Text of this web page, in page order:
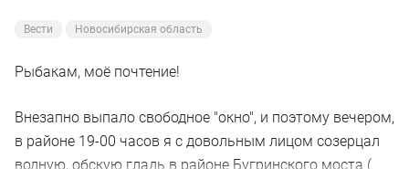
Вести Новосибирская область
Рыбакам, моё почтение!
Внезапно выпало свободное "окно", и поэтому вечером,
в районе 19-00 часов я с довольным лицом созерцал
водную, обскую гладь в районе Бугринского моста (